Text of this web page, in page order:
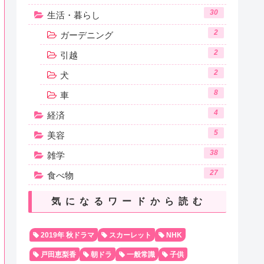
生活・暮らし
30
ガーデニング 2
引越 2
犬 2
車 8
経済 4
美容 5
雑学 38
食べ物 27
気になるワードから読む
2019年 秋ドラマ スカーレット NHK
戸田恵梨香 朝ドラ 一般常識 子供